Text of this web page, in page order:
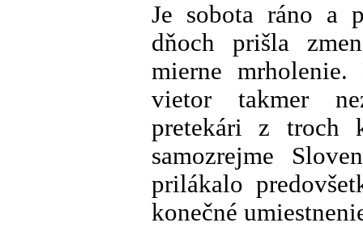
Je sobota ráno a
dňoch prišla
mierne
vietor takmer
pretekári z troch
samozrejme
prilákalo
konečné